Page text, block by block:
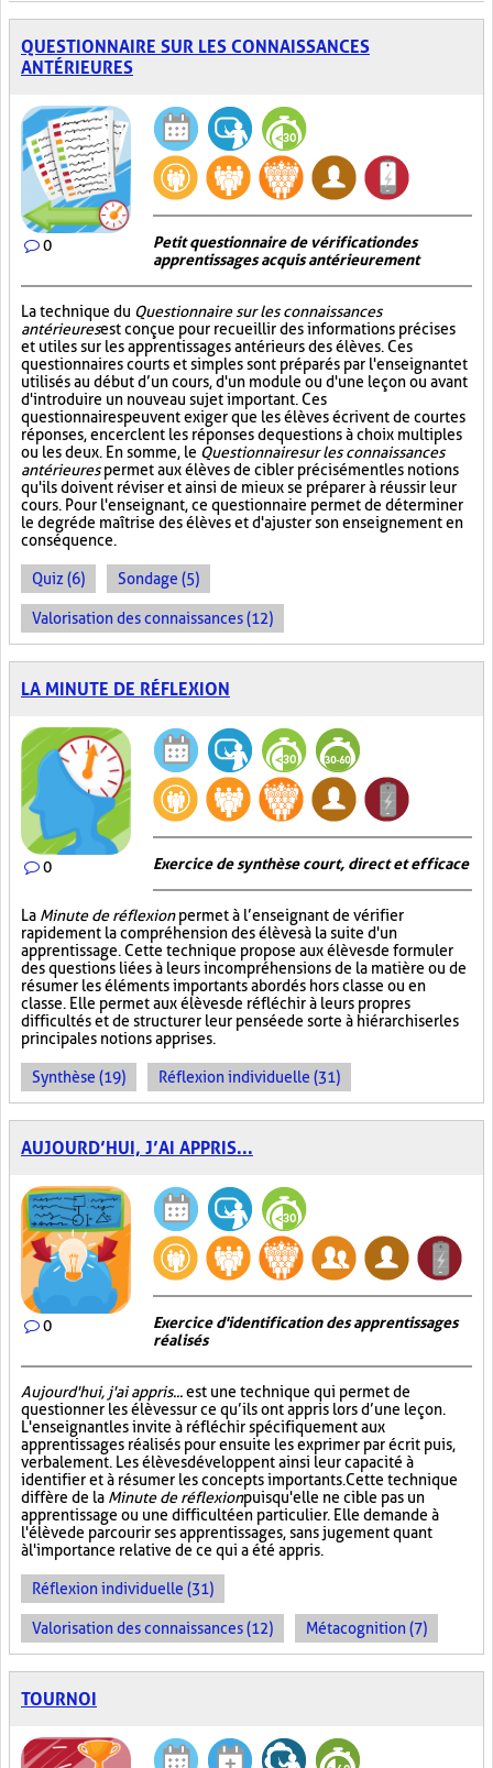
QUESTIONNAIRE SUR LES CONNAISSANCES
ANTÉRIEURES
0
Petit questionnaire de vérification des
apprentissages acquis antérieurement
La technique du Questionnaire sur les connaissances
antérieuresest conçue pour recueillir des informations précises
et utiles sur les apprentissages antérieurs des élèves. Ces
questionnaires courts et simples sont préparés par l'enseignant et
utilisés au début d’un cours, d'un module ou d'une leçon ou avant
d'introduire un nouveau sujet important. Ces
questionnaires peuvent exiger que les élèves écrivent de courtes
réponses, encerclent les réponses de questions à choix multiples
ou les deux. En somme, le Questionnaire sur les connaissances
antérieurespermet aux élèves de cibler précisément les notions
qu'ils doivent réviser et ainsi de mieux se préparer à réussir leur
cours. Pour l'enseignant, ce questionnaire permet de déterminer
le degré de maîtrise des élèves et d'ajuster son enseignement en
conséquence.
Quiz (6) Sondage (5)
Valorisation des connaissances (12)
LA MINUTE DE RÉFLEXION
0 Exercice de synthèse court, direct et efficace
La Minute de réflexionpermet à l’enseignant de vérifier
rapidement la compréhension des élèves à la suite d'un
apprentissage. Cette technique propose aux élèves de formuler
des questions liées à leurs incompréhensions de la matière ou de
résumer les éléments importants abordés hors classe ou en
classe. Elle permet aux élèves de réfléchir à leurs propres
difficultés et de structurer leur pensée de sorte à hiérarchiser les
principales notions apprises.
Synthèse (19) Réflexion individuelle (31)
AUJOURD’HUI, J’AI APPRIS...
0
Exercice d'identification des apprentissages
réalisés
Aujourd'hui, j'ai appris...est une technique qui permet de
questionner les élèves sur ce qu’ils ont appris lors d’une leçon.
L'enseignant les invite à réfléchir spécifiquement aux
apprentissages réalisés pour ensuite les exprimer par écrit puis,
verbalement. Les élèves développent ainsi leur capacité à
identifier et à résumer les concepts importants. Cette technique
diffère de la Minute de réflexionpuisqu'elle ne cible pas un
apprentissage ou une difficulté en particulier. Elle demande à
l'élève de parcourir ses apprentissages, sans jugement quant
à l'importance relative de ce qui a été appris.
Réflexion individuelle (31)
Valorisation des connaissances (12) Métacognition (7)
TOURNOI